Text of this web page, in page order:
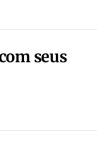
seus